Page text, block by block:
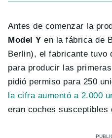
Antes de comenzar la
Model Y en la fábrica de
Berlin), el fabricante tuvo
para producir las
pidió permiso para 250
la cifra aumentó a 2.000
eran coches susceptibles